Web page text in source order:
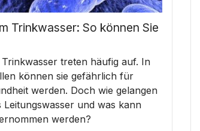
Trinkwasser: So können Sie
treten häufig auf. In
können sie gefährlich für
werden. Doch wie gelangen
Leitungswasser und was kann
werden?